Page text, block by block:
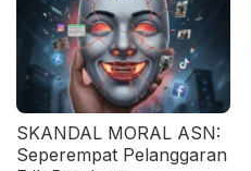
SKANDAL MORAL ASN:
Seperempat Pelanggaran